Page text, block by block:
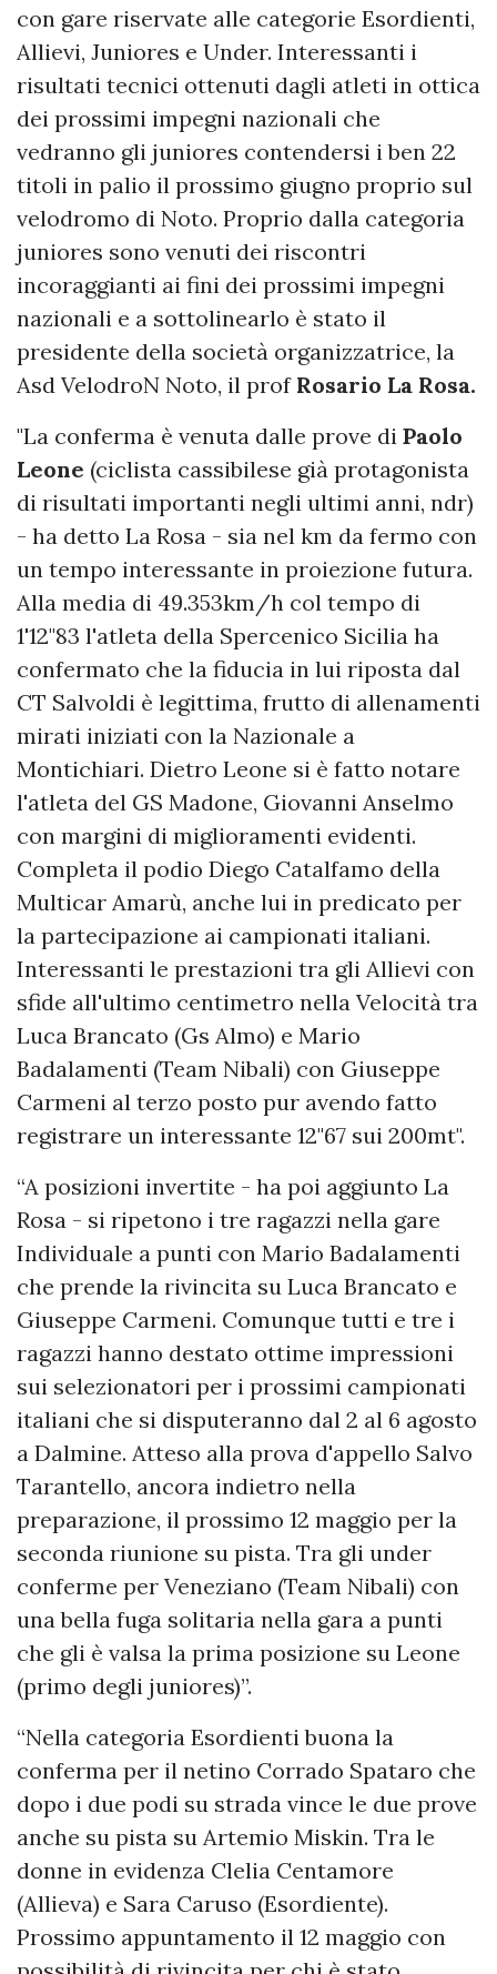
con gare riservate alle categorie Esordienti,
Allievi, Juniores e Under. Interessanti i
risultati tecnici ottenuti dagli atleti in ottica
dei prossimi impegni nazionali che
vedranno gli juniores contendersi i ben 22
titoli in palio il prossimo giugno proprio sul
velodromo di Noto. Proprio dalla categoria
juniores sono venuti dei riscontri
incoraggianti ai fini dei prossimi impegni
nazionali e a sottolinearlo è stato il
presidente della società organizzatrice, la
Asd VelodroN Noto, il prof Rosario La Rosa.
"La conferma è venuta dalle prove di Paolo
Leone (ciclista cassibilese già protagonista
di risultati importanti negli ultimi anni, ndr)
- ha detto La Rosa - sia nel km da fermo con
un tempo interessante in proiezione futura.
Alla media di 49.353km/h col tempo di
1'12"83 l'atleta della Spercenico Sicilia ha
confermato che la fiducia in lui riposta dal
CT Salvoldi è legittima, frutto di allenamenti
mirati iniziati con la Nazionale a
Montichiari. Dietro Leone si è fatto notare
l'atleta del GS Madone, Giovanni Anselmo
con margini di miglioramenti evidenti.
Completa il podio Diego Catalfamo della
Multicar Amarù, anche lui in predicato per
la partecipazione ai campionati italiani.
Interessanti le prestazioni tra gli Allievi con
sfide all'ultimo centimetro nella Velocità tra
Luca Brancato (Gs Almo) e Mario
Badalamenti (Team Nibali) con Giuseppe
Carmeni al terzo posto pur avendo fatto
registrare un interessante 12"67 sui 200mt".
“A posizioni invertite - ha poi aggiunto La
Rosa - si ripetono i tre ragazzi nella gare
Individuale a punti con Mario Badalamenti
che prende la rivincita su Luca Brancato e
Giuseppe Carmeni. Comunque tutti e tre i
ragazzi hanno destato ottime impressioni
sui selezionatori per i prossimi campionati
italiani che si disputeranno dal 2 al 6 agosto
a Dalmine. Atteso alla prova d'appello Salvo
Tarantello, ancora indietro nella
preparazione, il prossimo 12 maggio per la
seconda riunione su pista. Tra gli under
conferme per Veneziano (Team Nibali) con
una bella fuga solitaria nella gara a punti
che gli è valsa la prima posizione su Leone
(primo degli juniores)”.
“Nella categoria Esordienti buona la
conferma per il netino Corrado Spataro che
dopo i due podi su strada vince le due prove
anche su pista su Artemio Miskin. Tra le
donne in evidenza Clelia Centamore
(Allieva) e Sara Caruso (Esordiente).
Prossimo appuntamento il 12 maggio con